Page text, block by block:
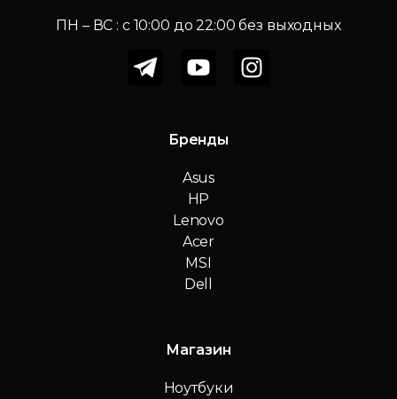
ПН – ВС : c 10:00 до 22:00 без выходных
Бренды
Asus
HP
Lenovo
Acer
MSI
Dell
Магазин
Ноутбуки